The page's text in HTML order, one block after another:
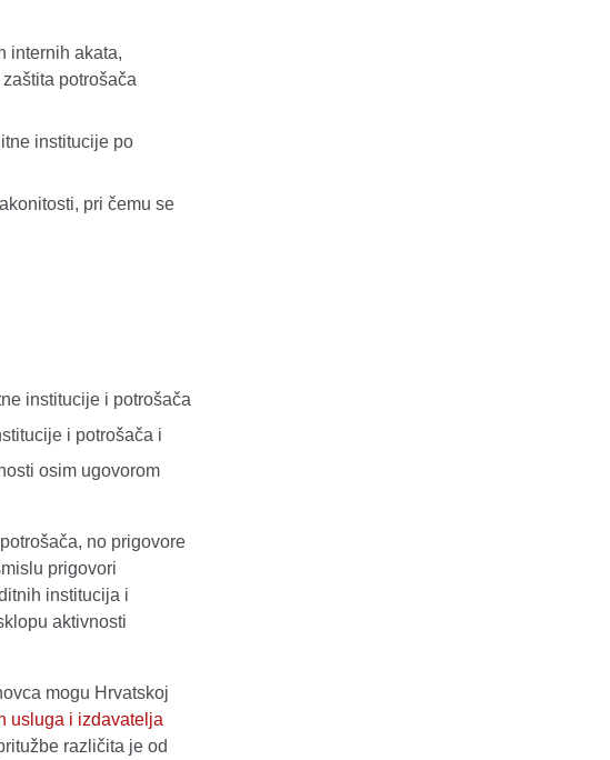
internih akata,
potrošača
institucije po
pri čemu se
institucije i potrošača
i potrošača i
osim ugovorom
no prigovore
prigovori
institucija i
aktivnosti
mogu Hrvatskoj
usluga i izdavatelja
različita je od